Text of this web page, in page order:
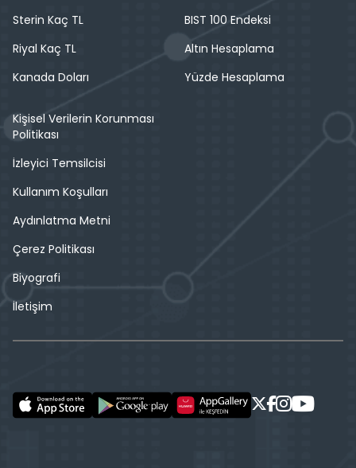
Sterin Kaç TL
Riyal Kaç TL
Kanada Doları
BIST 100 Endeksi
Altın Hesaplama
Yüzde Hesaplama
Kişisel Verilerin Korunması
Politikası
İzleyici Temsilcisi
Kullanım Koşulları
Aydınlatma Metni
Çerez Politikası
Biyografi
İletişim